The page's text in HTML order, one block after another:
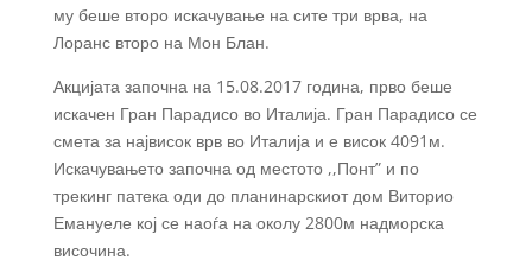
му беше второ искачување на сите три врва, на
Лоранс второ на Мон Блан.
Акцијата започна на 15.08.2017 година, прво беше
искачен Гран Парадисо во Италија. Гран Парадисо се
смета за највисок врв во Италија и е висок 4091м.
Искачувањето започна од местото ,,Понт” и по
трекинг патека оди до планинарскиот дом Виторио
Емануеле кој се наоѓа на околу 2800м надморска
височина.